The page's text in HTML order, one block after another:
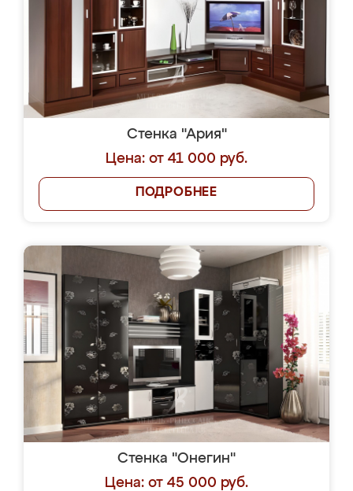
Стенка "Ария"
Цена: от 41 000 руб.
ПОДРОБНЕЕ
Стенка "Онегин"
Цена: от 45 000 руб.